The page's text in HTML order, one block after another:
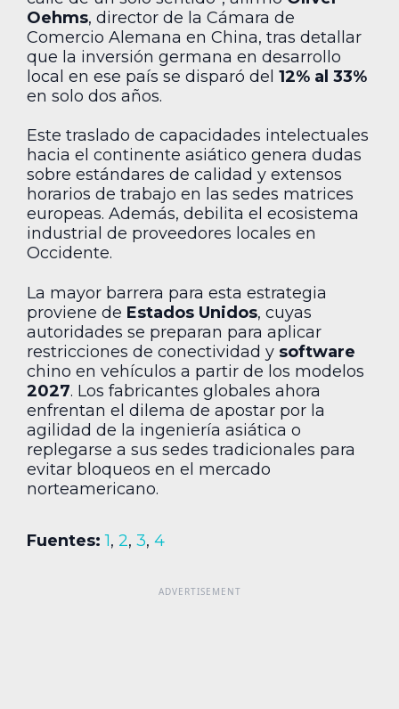
Oehms, director de la Cámara de
Comercio Alemana en China, tras detallar
que la inversión germana en desarrollo
local en ese país se disparó del 12% al 33%
en solo dos años.
Este traslado de capacidades intelectuales
hacia el continente asiático genera dudas
sobre estándares de calidad y extensos
horarios de trabajo en las sedes matrices
europeas. Además, debilita el ecosistema
industrial de proveedores locales en
Occidente.
La mayor barrera para esta estrategia
proviene de Estados Unidos, cuyas
autoridades se preparan para aplicar
restricciones de conectividad y software
chino en vehículos a partir de los modelos
2027. Los fabricantes globales ahora
enfrentan el dilema de apostar por la
agilidad de la ingeniería asiática o
replegarse a sus sedes tradicionales para
evitar bloqueos en el mercado
norteamericano.
Fuentes: 1, 2, 3, 4